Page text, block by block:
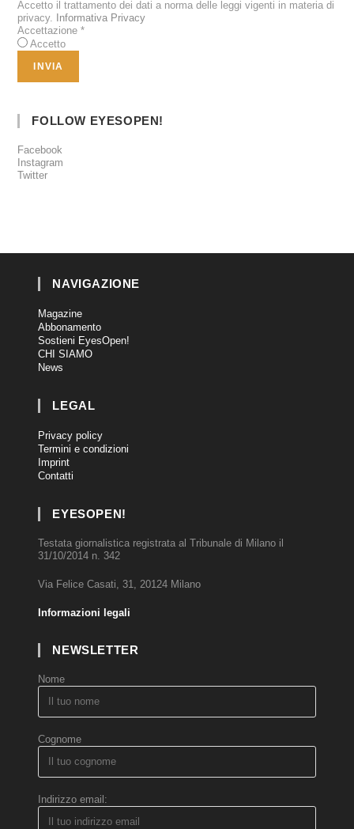
Accetto il trattamento dei dati a norma delle leggi vigenti in materia di
privacy.
Informativa Privacy
Accettazione*
Accetto
FOLLOW EYESOPEN!
Facebook
Instagram
Twitter
NAVIGAZIONE
Magazine
Abbonamento
Sostieni EyesOpen!
CHI SIAMO
News
LEGAL
Privacy policy
Termini e condizioni
Imprint
Contatti
EYESOPEN!
Testata giornalistica registrata al Tribunale di Milano il
31/10/2014 n. 342
Via Felice Casati, 31, 20124 Milano
Informazioni legali
NEWSLETTER
Nome
Cognome
Indirizzo email: